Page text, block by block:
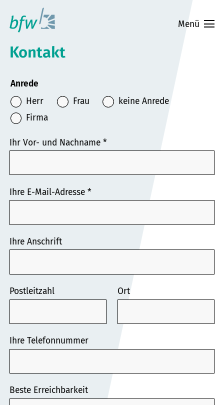
Hauptinhalt
springen
Menü
Kontakt
Anrede
Herr
Frau
keine Anrede
Firma
Ihr Vor- und Nachname *
Ihre E-Mail-Adresse *
Ihre Anschrift
Postleitzahl Ort
Ihre Telefonnummer
Beste Erreichbarkeit